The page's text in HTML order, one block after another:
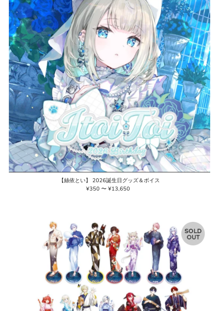
【絲依とい】 2026誕生日グッズ＆ボイス
通
¥350 〜 ¥13,650